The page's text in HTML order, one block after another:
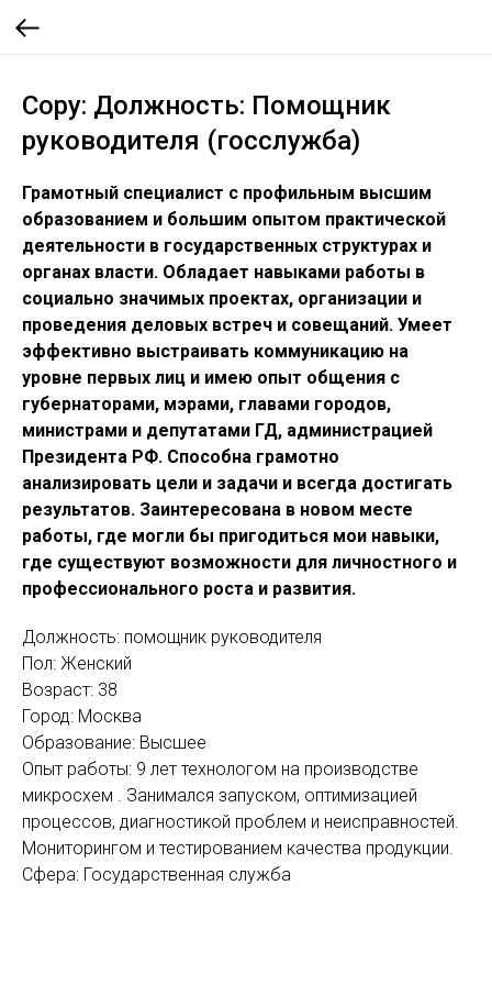
Copy: Должность: Помощник
руководителя (госслужба)
Грамотный специалист с профильным высшим
образованием и большим опытом практической
деятельности в государственных структурах и
органах власти. Обладает навыками работы в
социально значимых проектах, организации и
проведения деловых встреч и совещаний. Умеет
эффективно выстраивать коммуникацию на
уровне первых лиц и имею опыт общения с
губернаторами, мэрами, главами городов,
министрами и депутатами ГД, администрацией
Президента РФ. Способна грамотно
анализировать цели и задачи и всегда достигать
результатов. Заинтересована в новом месте
работы, где могли бы пригодиться мои навыки,
где существуют возможности для личностного и
профессионального роста и развития.
Должность: помощник руководителя
Пол: Женский
Возраст: 38
Город: Москва
Образование: Высшее
Опыт работы: 9 лет технологом на производстве
микросхем . Занимался запуском, оптимизацией
процессов, диагностикой проблем и неисправностей.
Мониторингом и тестированием качества продукции.
Сфера: Государственная служба